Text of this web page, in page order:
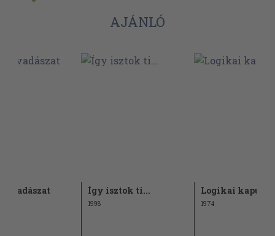
AJÁNLÓ
vadászat Így isztok ti...
1998
Logikai kapuk
1974